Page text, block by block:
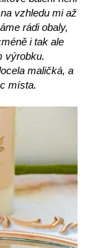
vzhledu mi až
rádi obaly,
i tak ale
výrobku.
maličká, a
místa.